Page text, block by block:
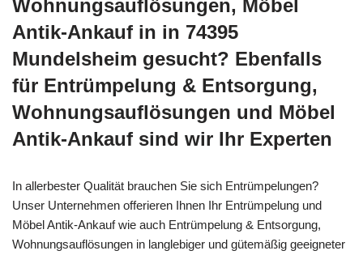
Wohnungsauflösungen, Möbel
Antik-Ankauf in in 74395
Mundelsheim gesucht? Ebenfalls
für Entrümpelung & Entsorgung,
Wohnungsauflösungen und Möbel
Antik-Ankauf sind wir Ihr Experten
In allerbester Qualität brauchen Sie sich Entrümpelungen?
Unser Unternehmen offerieren Ihnen Ihr Entrümpelung und
Möbel Antik-Ankauf wie auch Entrümpelung & Entsorgung,
Wohnungsauflösungen in langlebiger und gütemäßig geeigneter